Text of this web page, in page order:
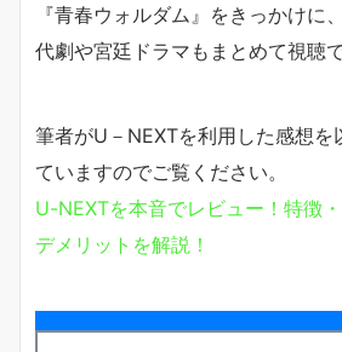
『青春ウォルダム』をきっかけに
代劇や宮廷ドラマもまとめて視聴で
筆者がU－NEXTを利用した感想を
ていますのでご覧ください。
U-NEXTを本音でレビュー！特徴
デメリットを解説！